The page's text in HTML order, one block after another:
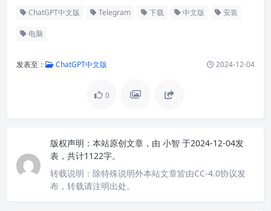
ChatGPT中文版 Telegram 下载 中文版 安装
电脑
发表至： ChatGPT中文版 2024-12-04
0
版权声明： 本站原创文章，由 小智 于2024-12-04发
表，共计1122字。
转载说明： 除特殊说明外本站文章皆由CC-4.0协议发
布，转载请注明出处。